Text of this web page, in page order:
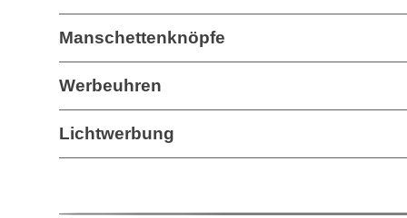
Manschettenknöpfe
Werbeuhren
Lichtwerbung